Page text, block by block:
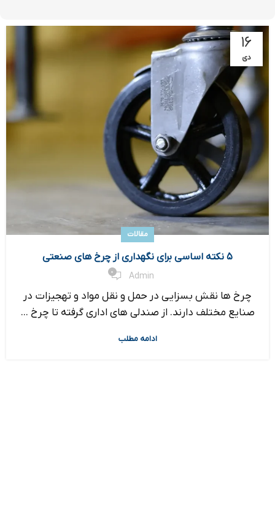
۱۶
دی
مقالات
۵ نکته اساسی برای نگهداری از چرخ های صنعتی
Admin
0
چرخ ها نقش بسزایی در حمل و نقل مواد و تهجیزات در
صنایع مختلف دارند. از صندلی های اداری گرفته تا چرخ ...
ادامه مطلب